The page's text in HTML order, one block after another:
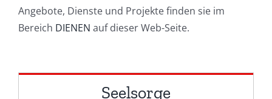
Angebote, Dienste und Projekte finden sie im
Bereich DIENEN auf dieser Web-Seite.
Seelsorge